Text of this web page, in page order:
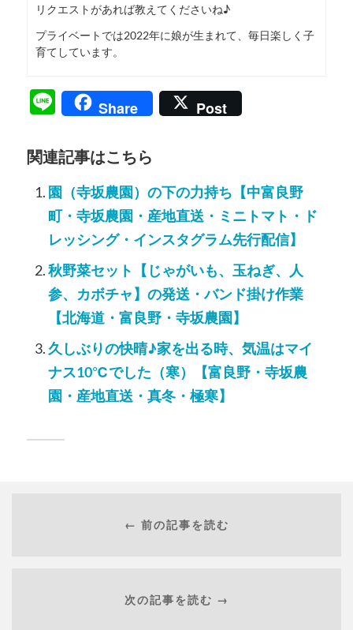
リクエストがあれば教えてくださいね♪
プライベートでは2022年に娘が生まれて、毎日楽しく子
育てしています。
LineShare Post
関連記事はこちら
園（寺坂農園）の下の力持ち【中富良野
町・寺坂農園・産地直送・ミニトマト・ド
レッシング・インスタグラム先行配信】
秋野菜セット【じゃがいも、玉ねぎ、人
参、カボチャ】の発送・バンド掛け作業
【北海道・富良野・寺坂農園】
久しぶりの快晴♪家を出る時、気温はマイ
ナス10℃でした（寒）【富良野・寺坂農
園・産地直送・真冬・極寒】
← 前の記事を読む
次の記事を読む →